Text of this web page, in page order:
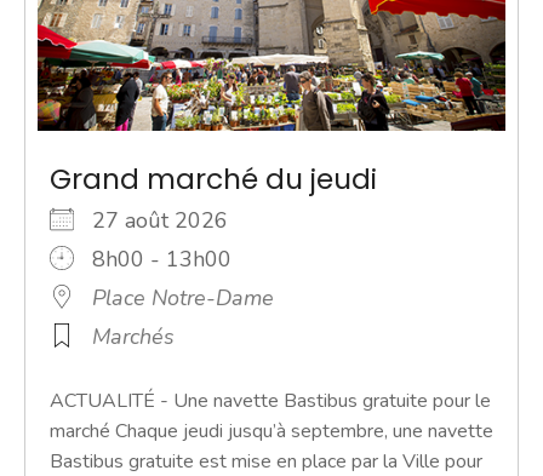
Grand marché du jeudi
27 août 2026
8h00 - 13h00
Place Notre-Dame
Marchés
ACTUALITÉ - Une navette Bastibus gratuite pour le
marché Chaque jeudi jusqu’à septembre, une navette
Bastibus gratuite est mise en place par la Ville pour